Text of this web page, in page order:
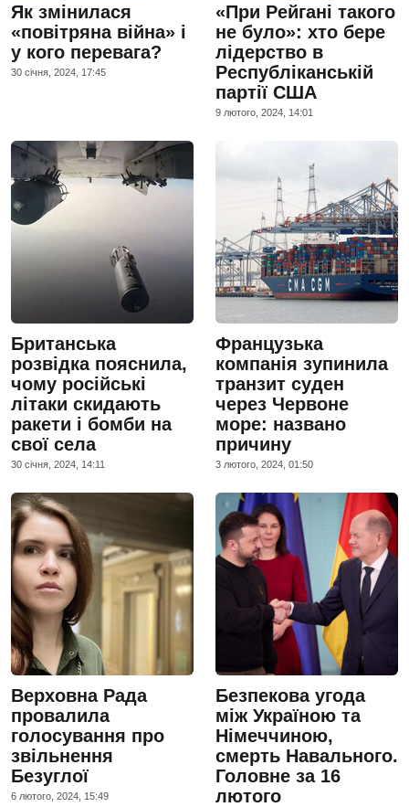
Як змінилася
«повітряна війна» і
у кого перевага?
30 сiчня, 2024, 17:45
«При Рейгані такого
не було»: хто бере
лідерство в
Республіканській
партії США
9 лютого, 2024, 14:01
Британська
розвідка пояснила,
чому російські
літаки скидають
ракети і бомби на
свої села
30 сiчня, 2024, 14:11
Французька
компанія зупинила
транзит суден
через Червоне
море: названо
причину
3 лютого, 2024, 01:50
Верховна Рада
провалила
голосування про
звільнення
Безуглої
6 лютого, 2024, 15:49
Безпекова угода
між Україною та
Німеччиною,
смерть Навального.
Головне за 16
лютого